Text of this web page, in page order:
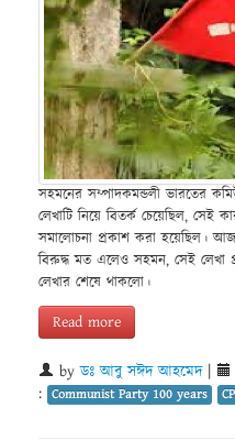
সহমনের সম্পাদকমন্ডলী ভারতের
লেখাটি নিয়ে বিতর্ক চেয়েছিল, সেই
সমালোচনা প্রকাশ করা হয়েছিল।
বিরুদ্ধ মত এলেও সহমন, সেই লেখা
লেখার শেষে থাকলো।
Read more
byডঃ আবু সঈদ আহমেদ|
: Communist Party 100 years